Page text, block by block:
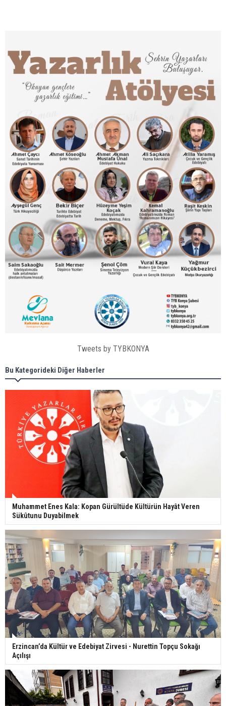
Tweets by TYBKONYA
Bu Kategorideki Diğer Haberler
Muhammet Enes Kala: Kopan Gürültüde Kültürün Hayât Veren
Sükûtunu Duyabilmek
Erzincan’da Kültür ve Edebiyat Zirvesi - Nurettin Topçu Sokağı
Açılışı